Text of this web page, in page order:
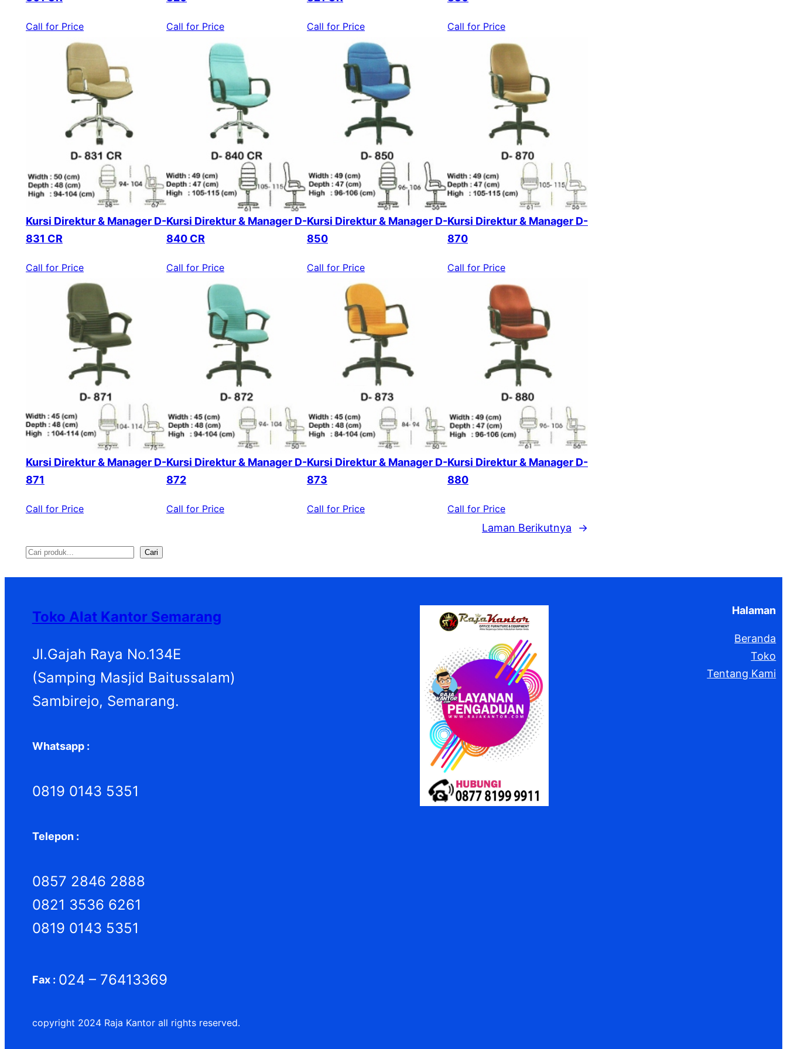
Call for Price Call for Price Call for Price Call for Price
Kursi Direktur & Manager D-
831 CR
Call for Price
Kursi Direktur & Manager D-
840 CR
Call for Price
Kursi Direktur & Manager D-
850
Call for Price
Kursi Direktur & Manager D-
870
Call for Price
Kursi Direktur & Manager D-
871
Call for Price
Kursi Direktur & Manager D-
872
Call for Price
Kursi Direktur & Manager D-
873
Call for Price
Kursi Direktur & Manager D-
880
Call for Price
Laman Berikutnya →
S
e
Cari
Toko Alat Kantor Semarang
Jl.Gajah Raya No.134E
(Samping Masjid Baitussalam)
Sambirejo, Semarang.
Whatsapp :
0819 0143 5351
Telepon :
0857 2846 2888
0821 3536 6261
0819 0143 5351
Fax : 024 – 76413369
copyright 2024 Raja Kantor all rights reserved.
Halaman
Beranda
Toko
Tentang Kami